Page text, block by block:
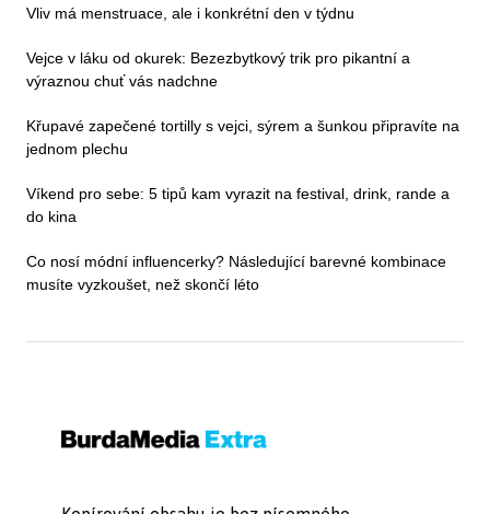
Vliv má menstruace, ale i konkrétní den v týdnu
Vejce v láku od okurek: Bezezbytkový trik pro pikantní a
výraznou chuť vás nadchne
Křupavé zapečené tortilly s vejci, sýrem a šunkou připravíte na
jednom plechu
Víkend pro sebe: 5 tipů kam vyrazit na festival, drink, rande a
do kina
Co nosí módní influencerky? Následující barevné kombinace
musíte vyzkoušet, než skončí léto